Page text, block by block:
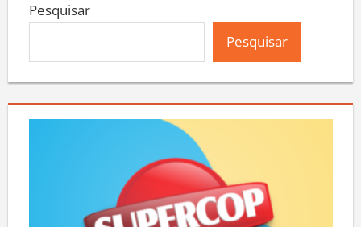
Pesquisar
Pesquisar